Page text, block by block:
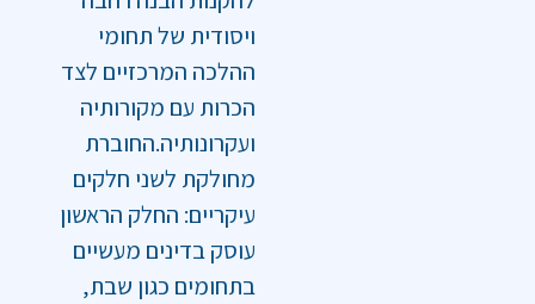
ויסודית של תחומי
ההלכה המרכזיים לצד
הכרות עם מקורותיה
ועקרונותיה.החוברת
מחולקת לשני חלקים
עיקריים: החלק הראשון
עוסק בדינים מעשיים
בתחומים כגון שבת,